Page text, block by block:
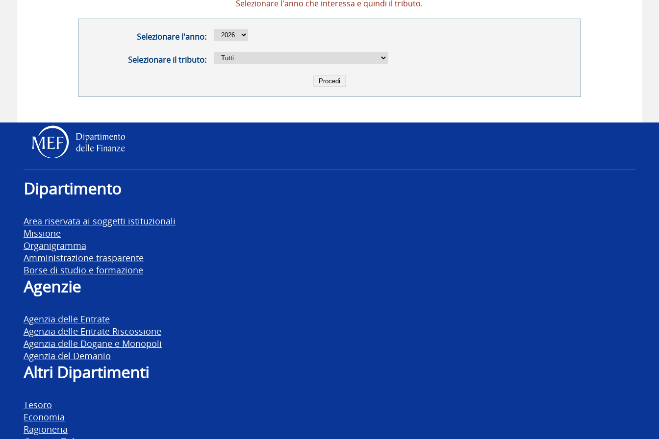
Selezionare l'anno che interessa e quindi il tributo.
Selezionare l'anno:
Selezionare il tributo:
Dipartimento delle Finanze
Dipartimento
Area riservata ai soggetti istituzionali
Missione
Organigramma
Amministrazione trasparente
Borse di studio e formazione
Agenzie
Agenzia delle Entrate
Agenzia delle Entrate Riscossione
Agenzia delle Dogane e Monopoli
Agenzia del Demanio
Altri Dipartimenti
Tesoro
Economia
Ragioneria